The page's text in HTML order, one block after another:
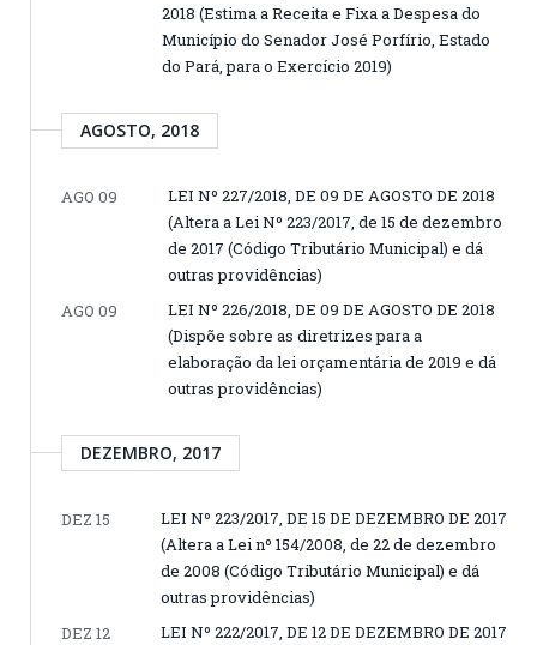
2018 (Estima a Receita e Fixa a Despesa do
Município do Senador José Porfírio, Estado
do Pará, para o Exercício 2019)
AGOSTO, 2018
AGO 09
LEI Nº 227/2018, DE 09 DE AGOSTO DE 2018
(Altera a Lei Nº 223/2017, de 15 de dezembro
de 2017 (Código Tributário Municipal) e dá
outras providências)
AGO 09
LEI Nº 226/2018, DE 09 DE AGOSTO DE 2018
(Dispõe sobre as diretrizes para a
elaboração da lei orçamentária de 2019 e dá
outras providências)
DEZEMBRO, 2017
DEZ 15
LEI Nº 223/2017, DE 15 DE DEZEMBRO DE 2017
(Altera a Lei nº 154/2008, de 22 de dezembro
de 2008 (Código Tributário Municipal) e dá
outras providências)
DEZ 12
LEI Nº 222/2017, DE 12 DE DEZEMBRO DE 2017